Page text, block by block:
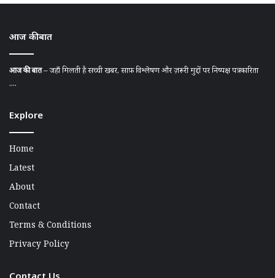
आज की बात
आज की बात– जहाँ मिलती है सच्ची खबर, साफ़ विश्लेषण और ज़रूरी मुद्दों पर निष्पक्ष पत्रकारिता
....
Explore
Home
Latest
About
Contact
Terms & Conditions
Privacy Policy